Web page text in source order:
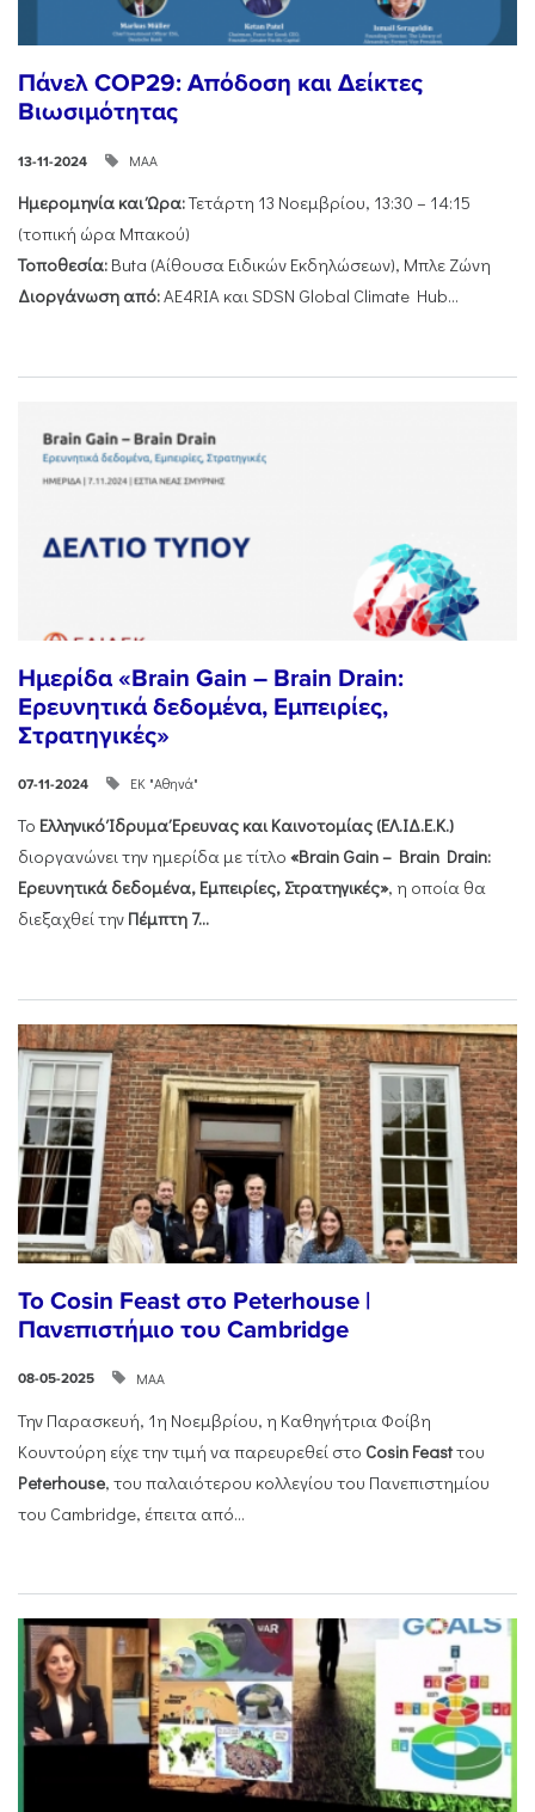
Πάνελ COP29: Απόδοση και Δείκτες
Βιωσιμότητας
13-11-2024 ΜΑΑ
Ημερομηνία και Ώρα:Τετάρτη 13 Νοεμβρίου, 13:30 – 14:15
(τοπική ώρα Μπακού)
Τοποθεσία: Buta (Αίθουσα Ειδικών Εκδηλώσεων), Μπλε Ζώνη
Διοργάνωση από:AE4RIA και SDSN Global Climate Hub...
Ημερίδα «Brain Gain – Brain Drain:
Ερευνητικά δεδομένα, Εμπειρίες,
Στρατηγικές»
07-11-2024 ΕΚ "Αθηνά"
Το Ελληνικό Ίδρυμα Έρευνας και Καινοτομίας (ΕΛ.ΙΔ.Ε.Κ.)
διοργανώνει την ημερίδα με τίτλο «Brain Gain – Brain Drain:
Ερευνητικά δεδομένα, Εμπειρίες, Στρατηγικές», η οποία θα
διεξαχθεί την Πέμπτη 7...
Το Cosin Feast στο Peterhouse |
Πανεπιστήμιο του Cambridge
08-05-2025 ΜΑΑ
Την Παρασκευή, 1η Νοεμβρίου, η Καθηγήτρια Φοίβη
Κουντούρη είχε την τιμή να παρευρεθεί στο Cosin Feastτου
Peterhouse, του παλαιότερου κολλεγίου του Πανεπιστημίου
του Cambridge, έπειτα από...